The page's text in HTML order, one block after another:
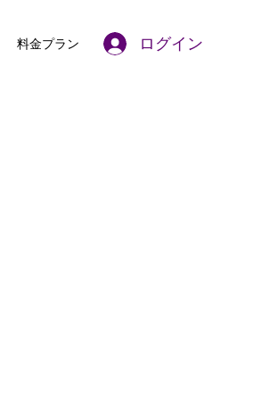
料金プラン ログイン